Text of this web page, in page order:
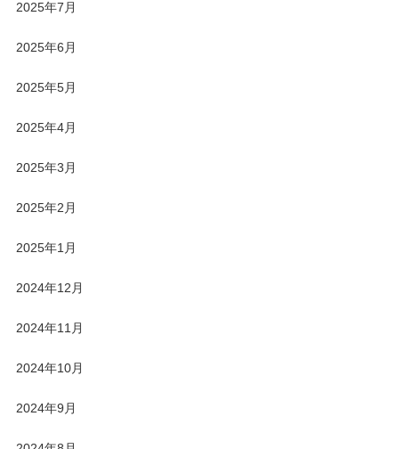
2025年7月
2025年6月
2025年5月
2025年4月
2025年3月
2025年2月
2025年1月
2024年12月
2024年11月
2024年10月
2024年9月